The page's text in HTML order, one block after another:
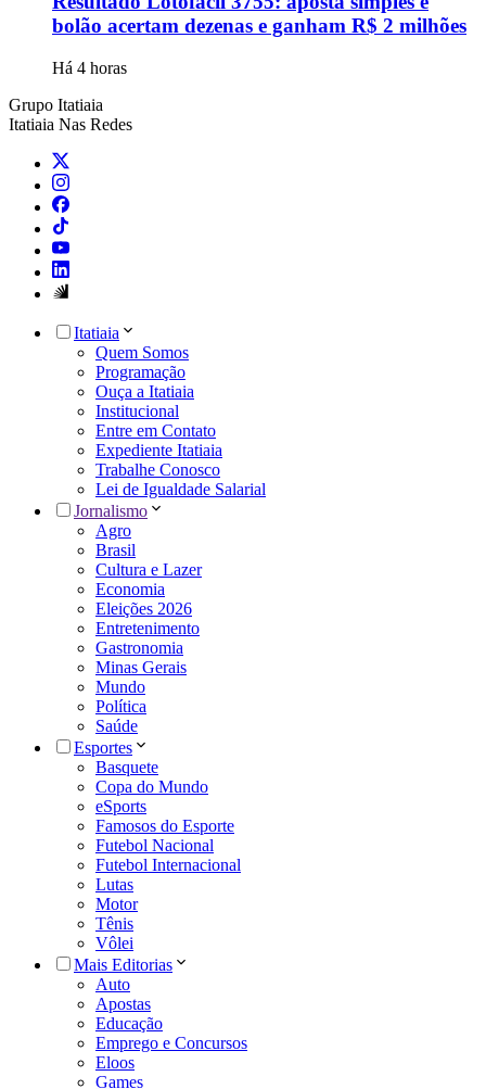
bolão acertam dezenas e ganham R$ 2 milhões
Há 4 horas
Grupo Itatiaia
Itatiaia Nas Redes
Itatiaia
Quem Somos
Programação
Ouça a Itatiaia
Institucional
Entre em Contato
Expediente Itatiaia
Trabalhe Conosco
Lei de Igualdade Salarial
Jornalismo
Agro
Brasil
Cultura e Lazer
Economia
Eleições 2026
Entretenimento
Gastronomia
Minas Gerais
Mundo
Política
Saúde
Esportes
Basquete
Copa do Mundo
eSports
Famosos do Esporte
Futebol Nacional
Futebol Internacional
Lutas
Motor
Tênis
Vôlei
Mais Editorias
Auto
Apostas
Educação
Emprego e Concursos
Eloos
Games